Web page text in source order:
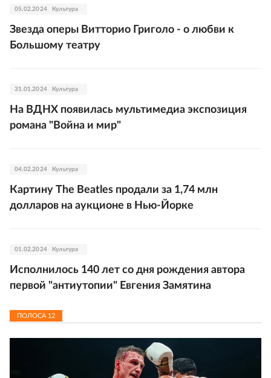
05.02.2024 Культура
Звезда оперы Витторио Григоло - о любви к
Большому театру
31.01.2024 Культура
На ВДНХ появилась мультимедиа экспозиция
романа "Война и мир"
04.02.2024 Культура
Картину The Beatles продали за 1,74 млн
долларов на аукционе в Нью-Йорке
01.02.2024 Культура
Исполнилось 140 лет со дня рождения автора
первой "антиутопии" Евгения Замятина
ПОЛОСА 12